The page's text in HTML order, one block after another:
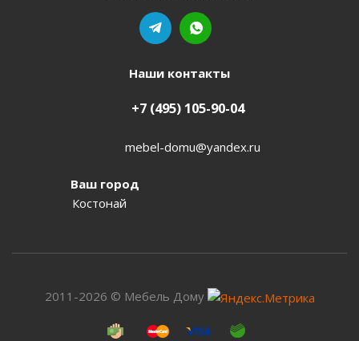
Наши контакты
+7 (495) 105-90-04
mebel-domu@yandex.ru
Ваш город
Костонай
2011-2026 © Мебель Дому